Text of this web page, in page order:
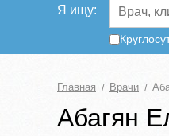
Я ищу:
Главная Врачи
Абагян